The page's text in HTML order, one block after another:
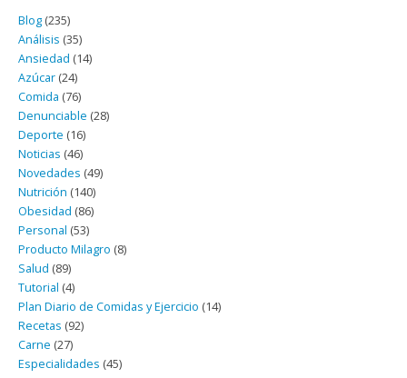
Blog (235)
Análisis (35)
Ansiedad (14)
Azúcar (24)
Comida (76)
Denunciable (28)
Deporte (16)
Noticias (46)
Novedades (49)
Nutrición (140)
Obesidad (86)
Personal (53)
Producto Milagro (8)
Salud (89)
Tutorial (4)
Plan Diario de Comidas y Ejercicio (14)
Recetas (92)
Carne (27)
Especialidades (45)